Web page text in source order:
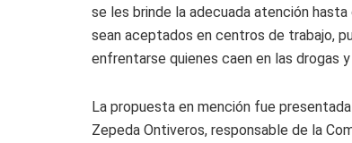
se les brinde la adecuada atención
sean aceptados en centros de trabajo,
enfrentarse quienes caen en las drogas
La propuesta en mención fue
Zepeda Ontiveros, responsable de la